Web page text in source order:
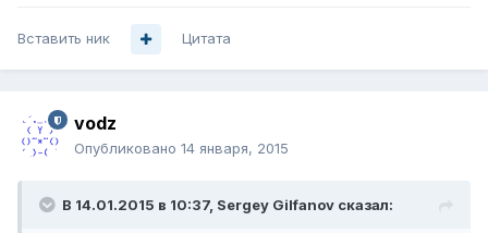
Вставить ник Цитата
vodz
Опубликовано 14 января, 2015
В 14.01.2015 в 10:37, Sergey Gilfanov сказал: